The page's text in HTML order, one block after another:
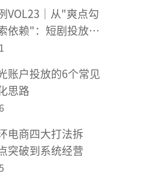
VOL23｜从"爽点勾
依赖"：短剧投放不
账户投放的6个常见
思路
电商四大打法拆
突破到系统经营